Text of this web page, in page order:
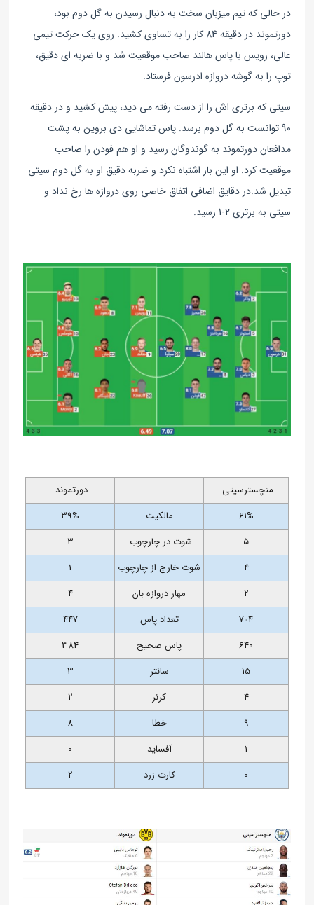
در حالی که تیم میزبان سخت به دنبال رسیدن به گل دوم بود،
دورتموند در دقیقه 84 کار را به تساوی کشید. روی یک حرکت تیمی
عالی، رویس با پاس هالند صاحب موقعیت شد و با ضربه ای دقیق،
توپ را به گوشه دروازه ادرسون فرستاد.
سیتی که برتری اش را از دست رفته می دید، پیش کشید و در دقیقه
90 توانست به گل دوم برسد. پاس تماشایی دی بروین به پشت
مدافعان دورتموند به گوندوگان رسید و او هم فودن را صاحب
موقعیت کرد. او این بار اشتباه نکرد و ضربه دقیق او به گل دوم سیتی
تبدیل شد.در دقایق اضافی اتفاق خاصی روی دروازه ها رخ نداد و
سیتی به برتری 2-1 رسید.
منچسترسیتی
دورتموند
61%
مالکیت
39%
5
شوت در چارچوب
3
4
شوت خارج از چارچوب
1
2
مهار دروازه بان
4
704
تعداد پاس
447
640
پاس صحیح
384
15
سانتر
3
4
کرنر
2
9
خطا
8
1
آفساید
0
0
کارت زرد 2